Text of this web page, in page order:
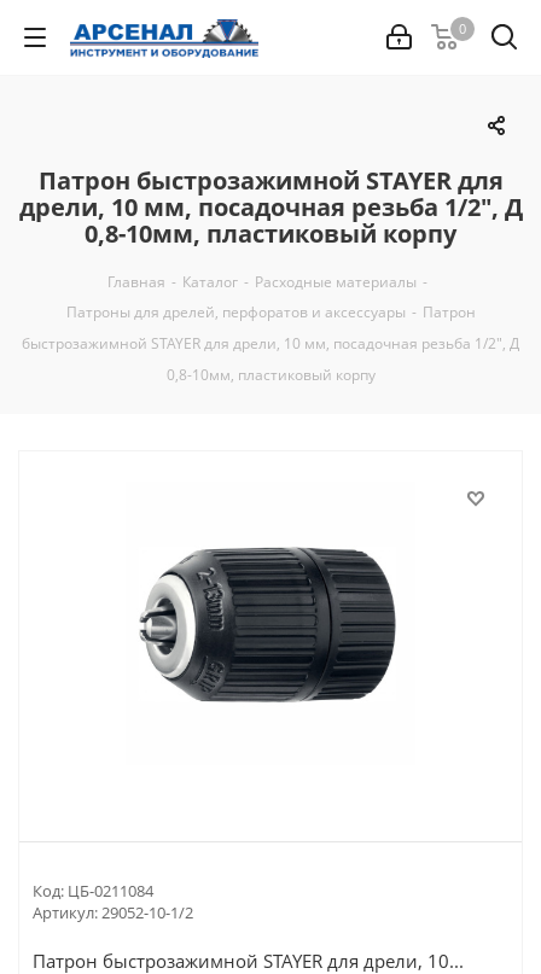
0
Патрон быстрозажимной STAYER для
дрели, 10 мм, посадочная резьба 1/2", Д
0,8-10мм, пластиковый корпу
Главная - Каталог - Расходные материалы -
Патроны для дрелей, перфоратов и аксессуары - Патрон
быстрозажимной STAYER для дрели, 10 мм, посадочная резьба 1/2", Д
0,8-10мм, пластиковый корпу
Код: ЦБ-0211084
Артикул:29052-10-1/2
Патрон быстрозажимной STAYER для дрели, 10...